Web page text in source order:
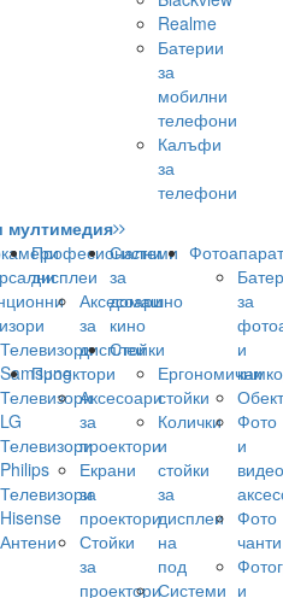
Realme
Батерии
за
мобилни
телефони
Калъфи
за
телефони
мултимедия
Телевизори
Samsung
Телевизори
LG
Телевизори
Philips
Телевизори
Hisense
Антени
Професионални
дисплеи
Аксесоари
за
дисплеи
Проектори
Аксесоари
за
проектори
Екрани
за
проектори
Стойки
за
проектори
Системи
за
домашно
кино
Стойки
Ергономични
стойки
Колички
и
стойки
за
дисплеи
на
под
Системи
за
и
Фото
и
видео
Фото
чанти
и